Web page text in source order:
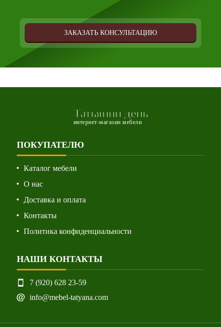
ЗАКАЗАТЬ КОНСУЛЬТАЦИЮ
Татьянин день
интернет-магазин мебели
ПОКУПАТЕЛЮ
Каталог мебели
О нас
Доставка и оплата
Контакты
Политика конфиденциальности
НАШИ КОНТАКТЫ
7 (920) 628 23-59
info@mebel-tatyana.com